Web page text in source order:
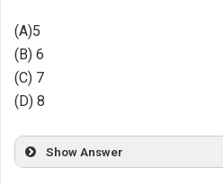
(A)5
(B) 6
(C) 7
(D) 8
Show Answer